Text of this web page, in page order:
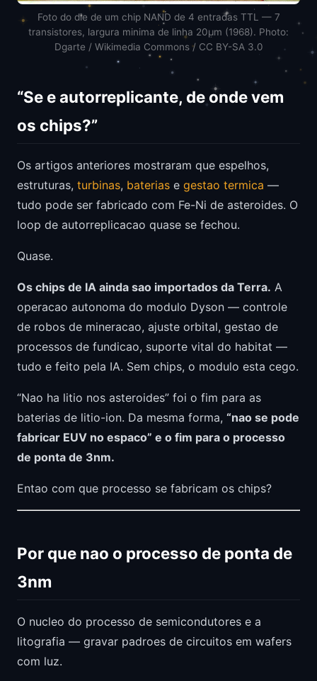
Foto do die de um chip NAND de 4 entradas TTL — 7
transistores, largura minima de linha 20μm (1968). Photo:
Dgarte / Wikimedia Commons / CC BY-SA 3.0
“Se e autorreplicante, de onde vem
os chips?”
Os artigos anteriores mostraram que espelhos,
estruturas, turbinas, baterias e gestao termica —
tudo pode ser fabricado com Fe-Ni de asteroides. O
loop de autorreplicacao quase se fechou.
Quase.
Os chips de IA ainda sao importados da Terra. A
operacao autonoma do modulo Dyson — controle
de robos de mineracao, ajuste orbital, gestao de
processos de fundicao, suporte vital do habitat —
tudo e feito pela IA. Sem chips, o modulo esta cego.
“Nao ha litio nos asteroides” foi o fim para as
baterias de litio-ion. Da mesma forma, “nao se pode
fabricar EUV no espaco” e o fim para o processo
de ponta de 3nm.
Entao com que processo se fabricam os chips?
Por que nao o processo de ponta de
3nm
O nucleo do processo de semicondutores e a
litografia — gravar padroes de circuitos em wafers
com luz.